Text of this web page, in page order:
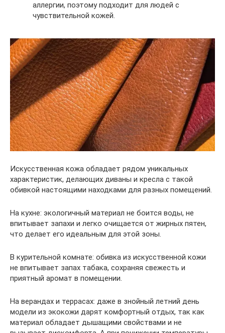
аллергии, поэтому подходит для людей с
чувствительной кожей.
Искусственная кожа обладает рядом уникальных
характеристик, делающих диваны и кресла с такой
обивкой настоящими находками для разных помещений.
На кухне: экологичный материал не боится воды, не
впитывает запахи и легко очищается от жирных пятен,
что делает его идеальным для этой зоны.
В курительной комнате: обивка из искусственной кожи
не впитывает запах табака, сохраняя свежесть и
приятный аромат в помещении.
На верандах и террасах: даже в знойный летний день
модели из экокожи дарят комфортный отдых, так как
материал обладает дышащими свойствами и не